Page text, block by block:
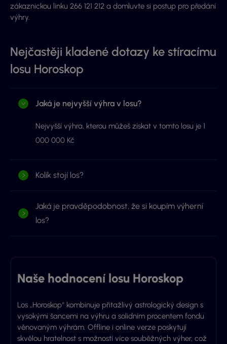
zákaznickou linku 266 121 212 a domluvte si postup pro předání
výhry.
Nejčastěji kladené dotazy ke stíracímu
losu Horoskop
Jaká je nejvyšší výhra v losu?
Nejvyšší výhra, kterou můžeš získat v tomto losu je 1
000 000 Kč
Kolik stojí los?
Jaká je pravděpodobnost, že si koupím výherní
los?
Naše hodnocení losu Horoskop
Los „Horoskop“ kombinuje přitažlivý astrologický design s
vysokými šancemi na výhru a solidním procentem fondu
věnovaným výhrám. Offline i online verze poskytují
skvělou hratelnost s možností více souběžných výher, což